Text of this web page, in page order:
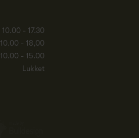
10.00 - 17.30
10.00 - 18,00
10.00 - 15.00
Lukket